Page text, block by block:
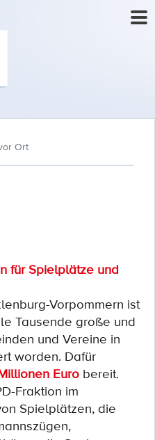
Ort
für Spielplätze und
Vorpommern ist
Tausende große und
und Vereine in
worden. Dafür
Euro bereit.
Fraktion im
Spielplätzen, die